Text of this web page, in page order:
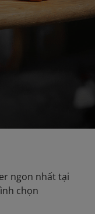
ngon nhất tại
chọn